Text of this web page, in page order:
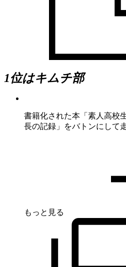
1位はキムチ部
書籍化された本「素人高校
長の記録」をバトンにして
もっと見る